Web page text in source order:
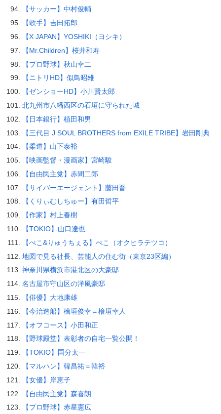
【サッカー】中村俊輔
【歌手】吉田拓郎
【X JAPAN】YOSHIKI（ヨシキ）
【Mr.Children】桜井和寿
【プロ野球】秋山幸二
【ニトリHD】似鳥昭雄
【ゼンショーHD】小川賢太郎
北九州市八幡西区の石垣に守られた城
【日本銀行】植田和男
【三代目 J SOUL BROTHERS from EXILE TRIBE】岩田剛典
【柔道】山下泰裕
【映画監督・漫画家】宮崎駿
【自由民主党】赤間二郎
【サイバーエージェント】藤田晋
【くりぃむしちゅー】有田哲平
【作家】村上春樹
【TOKIO】山口達也
【ぺこ&りゅうちぇる】ぺこ（オクヒラテツコ）
地図で見る社長、芸能人の住む街（東京23区編）
神奈川県横浜市港北区の大豪邸
名古屋市守山区の洋風豪邸
【俳優】大地康雄
【今治造船】檜垣俊幸＝檜垣幸人
【オフコース】小田和正
【野球殿堂】表彰者の自宅一覧公開！
【TOKIO】国分太一
【マルハン】韓昌祐＝韓裕
【女優】岸恵子
【自由民主党】森喜朗
【プロ野球】赤星憲広